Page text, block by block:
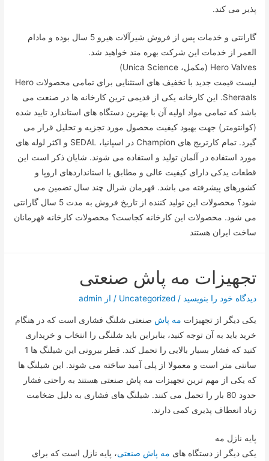
پذیر می کند.
گارانتی و خدمات پس از فروش شیرآلات هیرو 5 سال بوده و مادام
العمر از خدمات این شرکت بهره مند خواهید شد.
Hero Valves (مکمل، Unica Science)
لیست قیمت جدید با تخفیف های استثنایی برای تمامی محصولات Hero
Sheraals. این کارخانه یکی از قدیمی ترین کارخانه ها در صنعت می
باشد که تمامی مواد اولیه آن با بهترین دستگاه های استاندارد تایید شده
(کوانتومتر) جهت بهبود کیفیت محصول مورد تجزیه و تحلیل قرار می
گیرد. تمام کارتریج های Champion در اسپانیا، SEDAL و اکثر لوله های
مورد استفاده در آلمان تولید و استفاده می شوند. شایان ذکر است این
قطعات یدکی دارای کیفیت عالی و مطابق با استانداردهای اروپا و
کشورهای پیشرفته می باشد. قهرمان شرال چند سال تضمین می
شود؟ محصولات این تولید کننده از تاریخ فروش به مدت 5 سال گارانتی
می شود. محصولات این کارخانه کجاست؟ محصولات کارخانه قهرمانان
ساخت ایران هستند
تجهیزات مه پاش صنعتی
دیدگاه‌ خود را بنویسید /
Uncategorized / از admin
یکی دیگر از تجهیزات مه پاش صنعتی شلنگ فشاری است که در هنگام
خرید باید به آن توجه کنید، بنابراین باید شلنگی را انتخاب و خریداری
کنید که فشار بسیار بالایی را تحمل کند. قطر بیرونی این شیلنگ ها 1
سانتی متر است و معمولا از پلی آمید ساخته می شوند. این شیلنگ ها
که یکی از مهم ترین تجهیزات مه پاش صنعتی هستند به راحتی فشار
حدود 80 بار را تحمل می کنند. شیلنگ های فشاری به دلیل ضخامت
زیاد انعطاف پذیری کمی دارند.
پایه نازل مه
یکی دیگر از دستگاه های مه پاش صنعتی، پایه نازل است که برای